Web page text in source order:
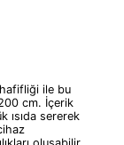
ile bu
cm. İçerik
ısıda sererek